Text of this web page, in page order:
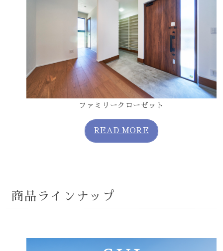
ファミリークローゼット
READ MORE
商品ラインナップ